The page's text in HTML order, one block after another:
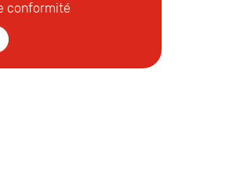
conformité